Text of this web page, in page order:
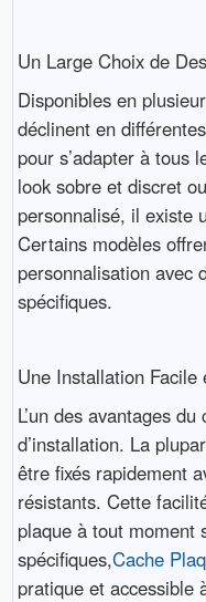
Un Large Choix de
Disponibles en
déclinent en
pour s’adapter à tous
look sobre et discret
personnalisé, il existe
Certains modèles
personnalisation avec
spécifiques.
Une Installation Facile
L’un des avantages
d’installation. La
être fixés rapidement
résistants. Cette
plaque à tout moment
spécifiques,Cache
pratique et accessible